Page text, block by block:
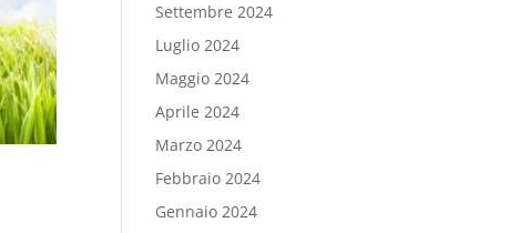
Settembre 2024
Luglio 2024
Maggio 2024
Aprile 2024
Marzo 2024
Febbraio 2024
Gennaio 2024